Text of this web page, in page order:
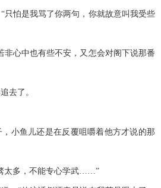
怕是我骂了你两句，你就故意叫我受些
心中也有些不安，又怎会对阁下说那番
去了。
鱼儿还是在反覆咀嚼着他方才说的那
多，不能专心学武……”